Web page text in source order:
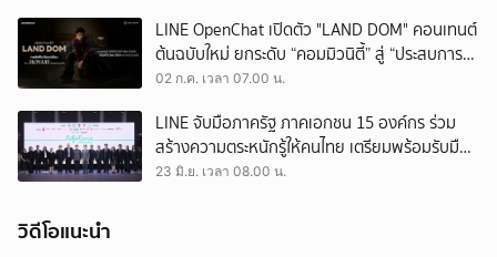
LINE OpenChat เปิดตัว "LAND DOM" คอนเทนต์
ต้นฉบับใหม่ ยกระดับ “คอมมิวนิตี้” สู่ “ประสบการณ์
ร่วม” เชื่อมศิลปินและแฟนคลับผ่าน Live Talk
02 ก.ค. เวลา 07.00 น.
LINE จับมือภาครัฐ ภาคเอกชน 15 องค์กร ร่วม
สร้างความตระหนักรู้ให้คนไทย เตรียมพร้อมรับมือ
ภัยพิบัติและสถานการณ์ฉุกเฉิน ผ่านโครงการ
23 มิ.ย. เวลา 08.00 น.
วิดีโอแนะนำ